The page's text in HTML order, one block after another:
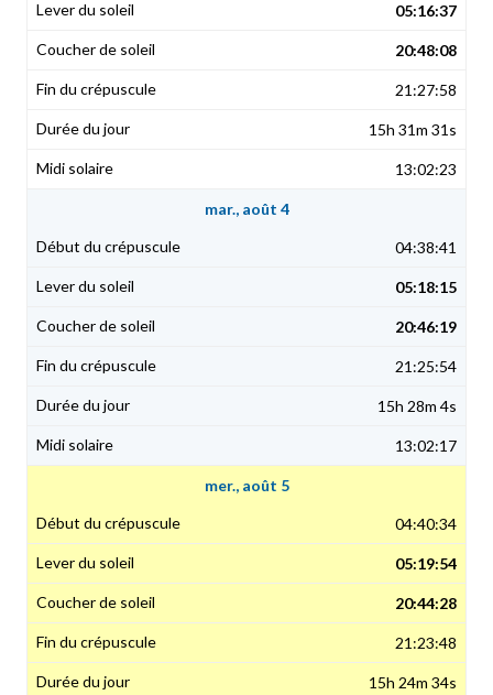
05:16:37
20:48:08
21:27:58
15h 31m 31s
13:02:23
mar., août 4
04:38:41
05:18:15
20:46:19
21:25:54
15h 28m 4s
13:02:17
mer., août 5
04:40:34
05:19:54
20:44:28
21:23:48
15h 24m 34s